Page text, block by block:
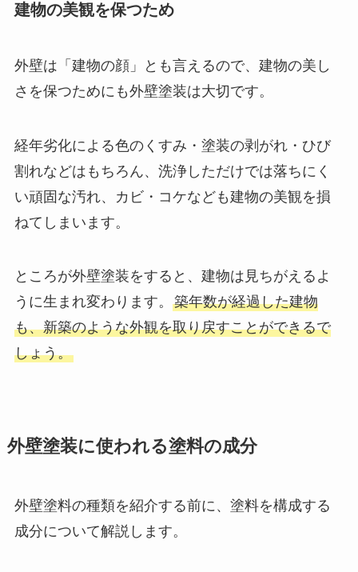
建物の美観を保つため
外壁は「建物の顔」とも言えるので、建物の美し
さを保つためにも外壁塗装は大切です。
経年劣化による色のくすみ・塗装の剥がれ・ひび
割れなどはもちろん、洗浄しただけでは落ちにく
い頑固な汚れ、カビ・コケなども建物の美観を損
ねてしまいます。
ところが外壁塗装をすると、建物は見ちがえるよ
うに生まれ変わります。 築年数が経過した建物
も、新築のような外観を取り戻すことができるで
しょう。
外壁塗装に使われる塗料の成分
外壁塗料の種類を紹介する前に、塗料を構成する
成分について解説します。